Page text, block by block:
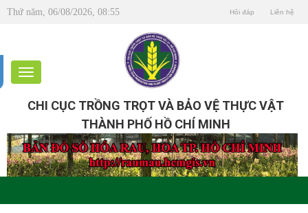
Thứ năm, 06/08/2026, 08:55 Hỏi đáp Liên hệ
CHI CỤC TRỒNG TRỌT VÀ BẢO VỆ THỰC VẬT
THÀNH PHỐ HỒ CHÍ MINH